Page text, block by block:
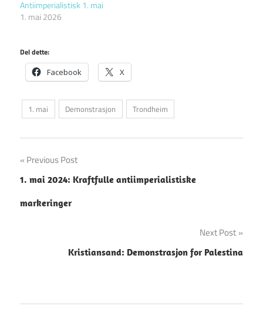
Antiimperialistisk 1. mai
1. mai 2026
Del dette:
Facebook X
1. mai Demonstrasjon Trondheim
Innleggsnavigasjon
Previous Post
1. mai 2024: Kraftfulle antiimperialistiske
markeringer
Next Post
Kristiansand: Demonstrasjon for Palestina